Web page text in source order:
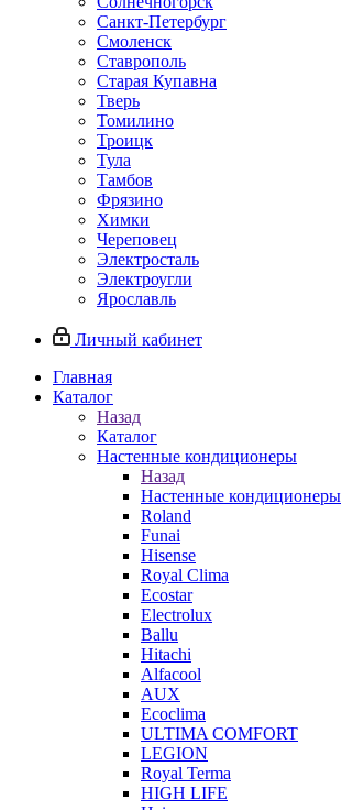
Санкт-Петербург
Смоленск
Ставрополь
Старая Купавна
Тверь
Томилино
Троицк
Тула
Тамбов
Фрязино
Химки
Череповец
Электросталь
Электроугли
Ярославль
Личный кабинет
Главная
Каталог
Назад
Каталог
Настенные кондиционеры
Назад
Настенные кондиционеры
Roland
Funai
Hisense
Royal Clima
Ecostar
Electrolux
Ballu
Hitachi
Alfacool
AUX
Ecoclima
ULTIMA COMFORT
LEGION
Royal Terma
HIGH LIFE